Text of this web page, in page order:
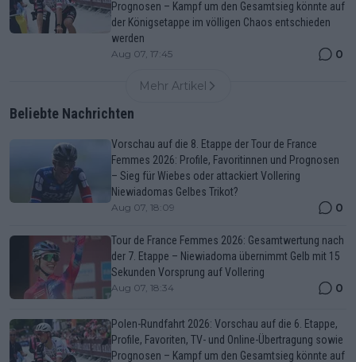
Prognosen – Kampf um den Gesamtsieg könnte auf
der Königsetappe im völligen Chaos entschieden
werden
Aug 07, 17:45 0
Mehr Artikel
Beliebte Nachrichten
Vorschau auf die 8. Etappe der Tour de France
Femmes 2026: Profile, Favoritinnen und Prognosen
– Sieg für Wiebes oder attackiert Vollering
Niewiadomas Gelbes Trikot?
Aug 07, 18:09 0
Tour de France Femmes 2026: Gesamtwertung nach
der 7. Etappe – Niewiadoma übernimmt Gelb mit 15
Sekunden Vorsprung auf Vollering
Aug 07, 18:34 0
Polen-Rundfahrt 2026: Vorschau auf die 6. Etappe,
Profile, Favoriten, TV- und Online-Übertragung sowie
Prognosen – Kampf um den Gesamtsieg könnte auf